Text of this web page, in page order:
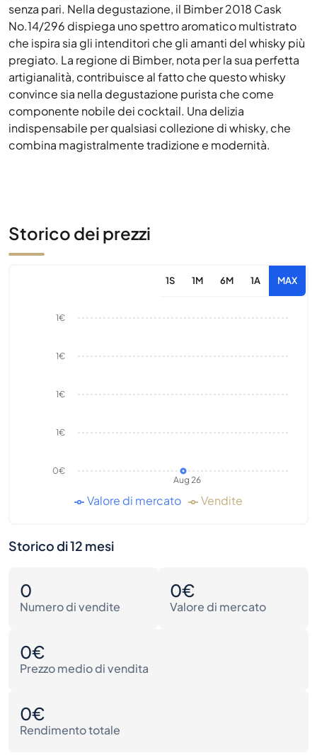
senza pari. Nella degustazione, il Bimber 2018 Cask
No.14/296 dispiega uno spettro aromatico multistrato
che ispira sia gli intenditori che gli amanti del whisky più
pregiato. La regione di Bimber, nota per la sua perfetta
artigianalità, contribuisce al fatto che questo whisky
convince sia nella degustazione purista che come
componente nobile dei cocktail. Una delizia
indispensabile per qualsiasi collezione di whisky, che
combina magistralmente tradizione e modernità.
Storico dei prezzi
1S 1M 6M 1A MAX
Aug 26
0€
1€
1€
1€
1€
Valore di mercato Vendite
Storico di 12 mesi
0
Numero di vendite
0€
Valore di mercato
0€
Prezzo medio di vendita
0€
Rendimento totale